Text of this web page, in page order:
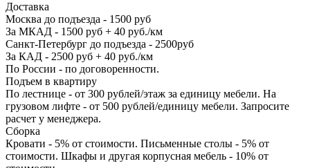
Доставка
Москва до подъезда - 1500 руб
За МКАД - 1500 руб + 40 руб./км
Санкт-Петербург до подъезда - 2500руб
За КАД - 2500 руб + 40 руб./км
По России - по договоренности.
Подъем в квартиру
По лестнице - от 300 рублей/этаж за единицу мебели. На
грузовом лифте - от 500 рублей/единицу мебели. Запросите
расчет у менеджера.
Сборка
Кровати - 5% от стоимости. Письменные столы - 5% от
стоимости. Шкафы и другая корпусная мебель - 10% от